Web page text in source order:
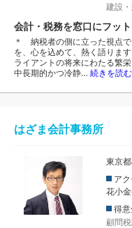
建設
会計・税務を窓口にフッ
＊ 納税者の側に立った視点
を、心を込めて、熱く語りま
ライアントの将来にわたる繁
中長期的かつ冷静… 続きを読む
はざま会計事務所
東京
ア
花小
得
顧問